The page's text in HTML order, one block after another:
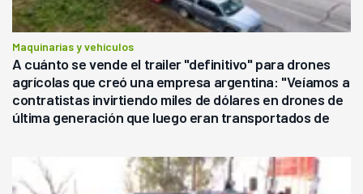
Maquinarias y vehículos
A cuánto se vende el trailer "definitivo" para drones
agrícolas que creó una empresa argentina: "Veíamos a
contratistas invirtiendo miles de dólares en drones de
última generación que luego eran transportados de